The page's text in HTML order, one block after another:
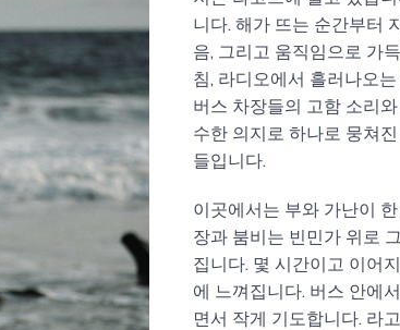
니다. 해가 뜨는 순간부터
음, 그리고 움직임으로 가
침, 라디오에서 흘러나오
버스 차장들의 고함 소리
수한 의지로 하나로 뭉쳐
들입니다.
이곳에서는 부와 가난이
장과 붐비는 빈민가 위로
집니다. 몇 시간이고 이어
에 느껴집니다. 버스 안에
면서 작게 기도합니다. 라